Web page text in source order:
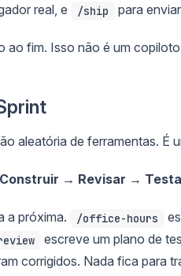
real, e /ship para
ao fim. Isso não é um
aleatória de ferramentas. É
→ Revisar →
a próxima. /office-hours
escreve um plano de
corrigidos. Nada fica para